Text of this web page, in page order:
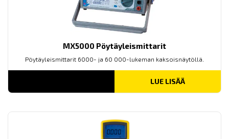
MX5000 Pöytäyleismittarit
Pöytäyleismittarit 6000- ja 60 000-lukeman kaksoisnäytöllä.
LUE LISÄÄ